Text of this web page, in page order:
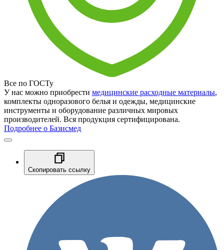
Все по ГОСТу
У нас можно приобрести медицинские расходные материалы,
комплекты одноразового белья и одежды, медицинские
инструменты и оборудование различных мировых
производителей. Вся продукция сертифицирована.
Подробнее о Базисмед
Скопировать ссылку